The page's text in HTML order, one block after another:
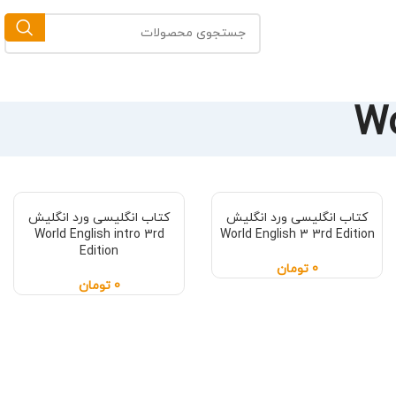
کتاب انگلیسی ورد انگلیش
World English 3 3rd Edition
0 تومان
کتاب انگلیسی ورد انگلیش
World English intro 3rd
Edition
0 تومان